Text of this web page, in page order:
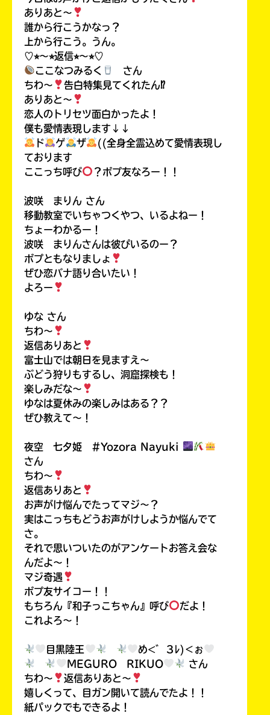
ありあと〜
誰から行こうかなっ？
上から行こう。うん。
♡⭐︎〜⭐︎返信⭐︎〜⭐︎♡
ここなつみるく
さん
ちわ〜
告白特集見てくれたん⁉︎
ありあと〜
恋人のトリセツ面白かったよ！
僕も愛情表現します↓↓
ド
ゲ ザ
((全身全霊込めて愛情表現し
ております
ここっち呼び
？ポプ友なろー！！
波咲 まりん さん
移動教室でいちゃつくやつ、いるよねー！
ちょーわかるー！
波咲 まりんさんは彼ぴいるのー？
ポプともなりましょ
ぜひ恋バナ語り合いたい！
よろー
ゆな さん
ちわ〜
返信ありあと
富士山では朝日を見ますえ〜
ぶどう狩りもするし、洞窟探検も！
楽しみだな〜
ゆなは夏休みの楽しみはある？？
ぜひ教えて〜！
夜空 七夕姫 #Yozora Nayuki
さん
ちわ〜
返信ありあと
お声がけ悩んでたってマジ〜？
実はこっちもどうお声がけしようか悩んでて
さ。
それで思いついたのがアンケートお答え会な
んだよ〜！
マジ奇遇
ポプ友サイコー！！
もちろん『和子っこちゃん』呼び
だよ！
これよろ〜！
目黒陸王
め<゛Зﾚ)＜ぉ
MEGURO RIKUO
さん
ちわ〜
返信ありあと〜
嬉しくって、目ガン開いて読んでたよ！！
紙パックでもできるよ！